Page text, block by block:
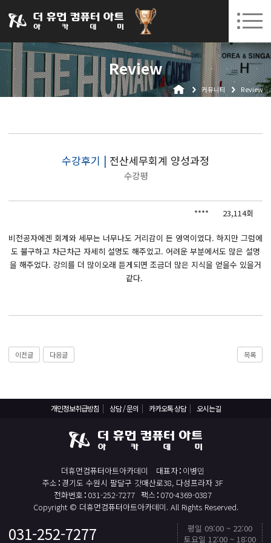
031-252-7277 수원캠퍼스 개강 08. 12.(수)
로그인 회원가입 고객센터
Review
커뮤니티 Review
수강후기 | 전산세무회계 양성과정
수강평
**** 23,114회
비전공자에겐 회계와 세무는 너무나도 거리감이 든 영역이였다. 하지만 그럼에
도 불구하고 차근차근 자세히 설명도 해주었고. 어려운 부분에서도 많은 설명
을 해주었다. 강의를 더 많이오래 듣게되면 조금더 많은 지식을 얻을수 있을거
같다.
이전글 다음글 목록
개인정보취급방침 상담 / 문의 카카오톡 상담 오시는길
더휴먼컴퓨터아트아카데미 대표자 이병민
주소 경기도 수원시 팔달구 갓매산로38, 다성프라자 3F
전화번호 031-252-7277 팩스 070-4369-0387
Copyright © 더휴먼컴퓨터아트아카데미. All Rights Reserved.
031-252-7277
평일 09:00 ~ 22:00
토요일 12:00 ~ 18:00
TOP
아카데미소개
인사말
오시는길
생성형AI
BIM 건축설계 및 실내건축설계(캐드(CAD),맥스(MAX),레빗(REVIT))실무자 양성과정
React, Veu 프레임워크 기반 프론트엔드 개발 양성 지원
디지털컨버전스 자바(JAVA)개발자(전자정부 프레임워크/SPRING)
전기기능사(필기+실기) 자격증 취득과정
포토샵 자격증 취득과정(GTQ1급)
일러스트 자격증 취득과정(GTQi 1급)
전산회계 1급 / FAT 1급 자격증 취득과정
전산세무 2급 / TAT 2급 자격증 취득과정